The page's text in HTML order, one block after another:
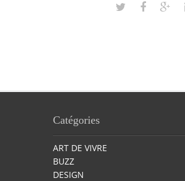
Catégories
ART DE VIVRE
BUZZ
DESIGN